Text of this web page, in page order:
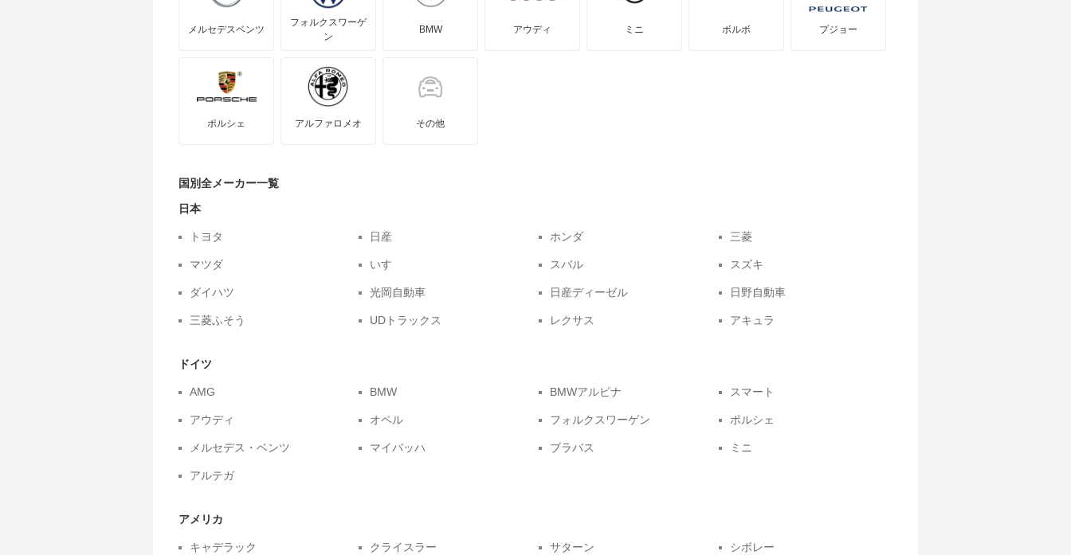
メルセデスベンツ
フォルクスワーゲ
ン
BMW アウディ ミニ ボルボ プジョー
ポルシェ アルファロメオ その他
国別全メーカー一覧
日本
トヨタ 日産 ホンダ 三菱
マツダ いすゞ スバル スズキ
ダイハツ 光岡自動車 日産ディーゼル 日野自動車
三菱ふそう UDトラックス レクサス アキュラ
ドイツ
AMG BMW BMWアルピナ スマート
アウディ オペル フォルクスワーゲン ポルシェ
メルセデス・ベンツ マイバッハ ブラバス ミニ
アルテガ
アメリカ
キャデラック クライスラー サターン シボレー